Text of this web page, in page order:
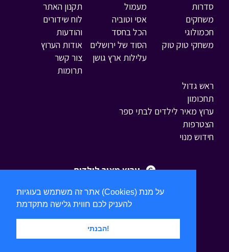
אתר זה משתמש בעוגיות (Cookies) על מנת
הבנתי!
סדרות
משחקים
חכמולוגי
משחקי טוק טוק
מעמול
אסי וטוביה
הכל בחסד
הסוד של ירושלים
עלילות ארץ גושן
ראש גדול
תחכומון
ערוץ מאיר לילדים לבתי ספר
הצטרפות
חידוש מנוי
תקנון האתר
לוח שידורים
והודעות
אודות הערוץ
צור קשר
תרומות
ערוץ מאיר לילדים